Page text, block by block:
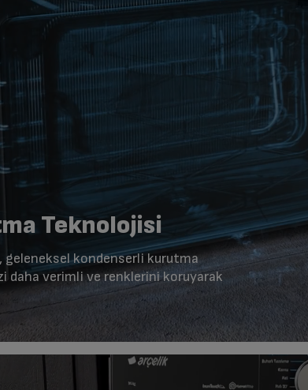
Teknolojisi
geleneksel kondenserli kurutma
daha verimli ve renklerini koruyarak